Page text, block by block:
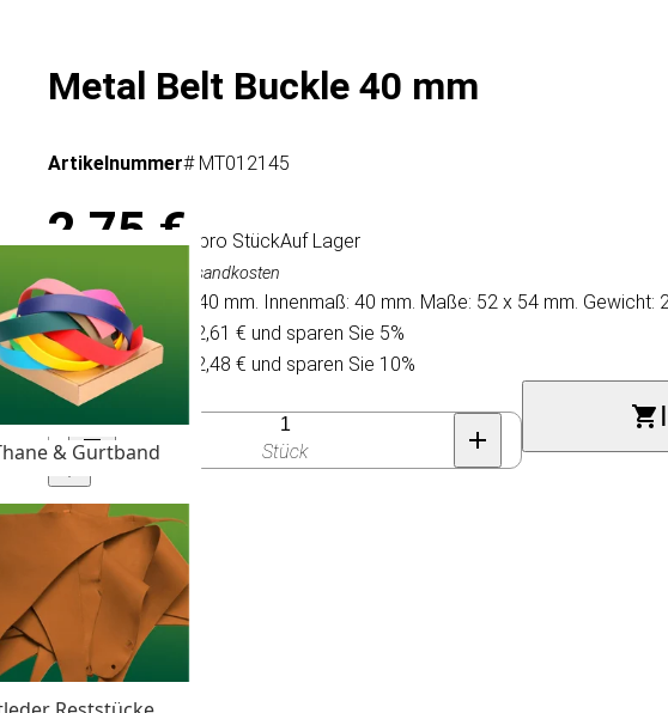
& Gurtband
Metal Belt Buckle 40 mm
Artikelnummer# MT012145
2,75 €/ pro StückAuf Lager
Inkl. MwSt., exkl. Versandkosten
Metal Belt Buckle 40 mm. Innenmaß: 40 mm. Maße: 52 x 54 mm. Gewicht:
Kaufen Sie 10 für 2,61 € und sparen Sie 5%
Kaufen Sie 30 für 2,48 € und sparen Sie 10%
Anzahl
Stück